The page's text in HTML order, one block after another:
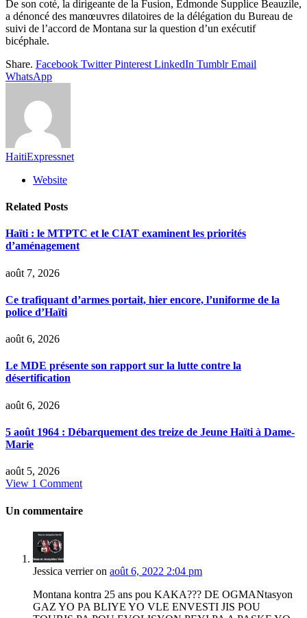
De son coté, la dirigeante de la Fusion, Edmonde Supplice Beauzile,
a dénoncé des manœuvres dilatoires de la délégation du Bureau de
suivi de l’accord de Montana sur la question d’un exécutif
bicéphale.
Share. Facebook Twitter Pinterest LinkedIn Tumblr Email
WhatsApp
HaitiExpressnet
Website
Related Posts
Haïti : le MTPTC et le CIAT examinent les priorités
d’aménagement
août 7, 2026
Ce trafiquant d’armes portait, hier encore, l’uniforme de la
police d’Haïti
août 6, 2026
Le MDE présente son rapport sur la lutte contre la
désertification
août 6, 2026
5 août 1964 : Débarquement des treize de Jeune Haïti à Dame-
Marie
août 5, 2026
View 1 Comment
Un commentaire
Jessica verrieron août 6, 2022 2:04 pm
Montana kontra 25 ans pou KAKA??? DE OGMANtasyon
GAZ YO PA BLIYE YO VLE ENVESTI JIS POU